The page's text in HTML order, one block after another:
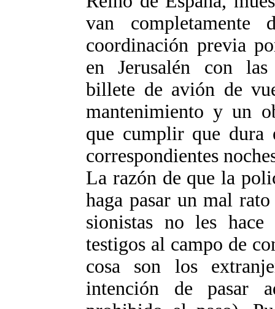
van completamente
coordinación previa
en Jerusalén con las
billete de avión de
mantenimiento y un
que cumplir que dura
correspondientes
La razón de que la
haga pasar un mal
sionistas no les
testigos al campo de
cosa son los
intención de pasar